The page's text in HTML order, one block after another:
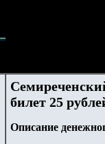
билет 25
Описание